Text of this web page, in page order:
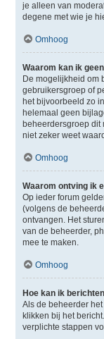
je alleen van
degene met wie je
Omhoog
Waarom kan ik
De mogelijkheid om
gebruikersgroep of
het bijvoorbeeld zo
helemaal geen
beheerdersgroep dit
niet zeker weet
Omhoog
Waarom ontving ik
Op ieder forum
(volgens de
ontvangen. Het
van de beheerder,
mee te maken.
Omhoog
Hoe kan ik
Als de beheerder
klikken bij het
verplichte stappen